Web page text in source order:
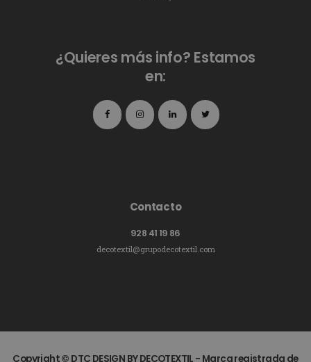
¿Quieres más info? Estamos
en:
Contacto
928 41 19 86
decotextil@grupodecotextil.com
Copyright © DTC DESIGN BY DECOTEXTIL - Marca registrada de